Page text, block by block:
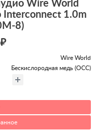
Wire World
Interconnect 1.0m
8)
Wire World
Беcкислородная медь (OCC)